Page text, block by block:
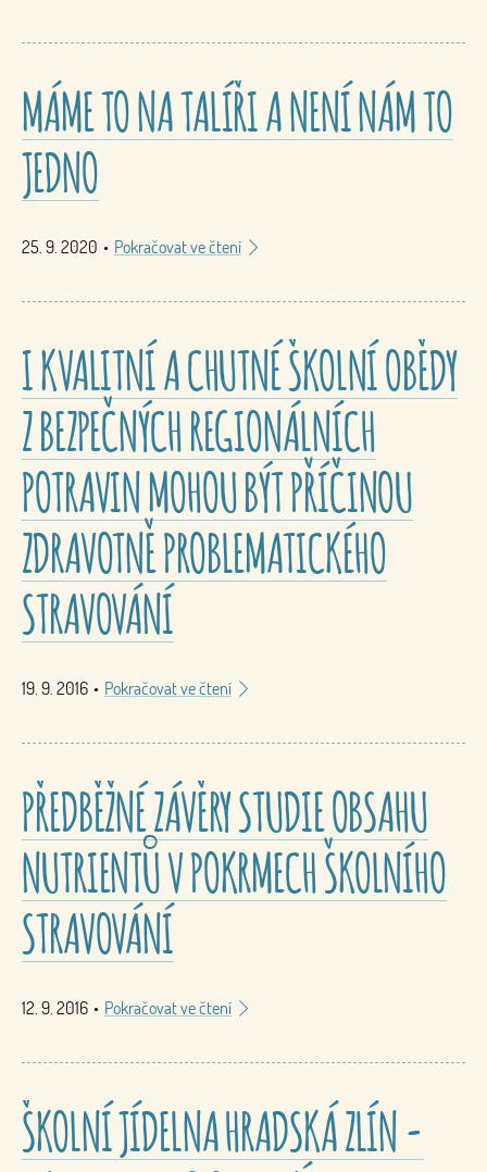
MÁME TO NA TALÍŘI A NENÍ NÁM TO
JEDNO
25. 9. 2020 • Pokračovat ve čtení
I KVALITNÍ A CHUTNÉ ŠKOLNÍ OBĚDY
Z BEZPEČNÝCH REGIONÁLNÍCH
POTRAVIN MOHOU BÝT PŘÍČINOU
ZDRAVOTNĚ PROBLEMATICKÉHO
STRAVOVÁNÍ
19. 9. 2016 • Pokračovat ve čtení
PŘEDBĚŽNÉ ZÁVĚRY STUDIE OBSAHU
NUTRIENTŮ V POKRMECH ŠKOLNÍHO
STRAVOVÁNÍ
12. 9. 2016 • Pokračovat ve čtení
ŠKOLNÍ JÍDELNA HRADSKÁ ZLÍN -